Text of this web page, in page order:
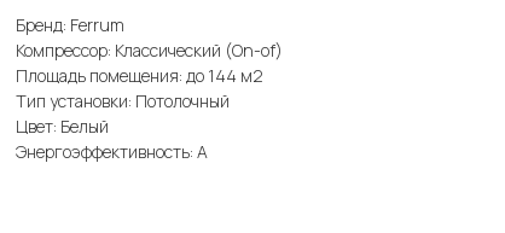
Бренд: Ferrum
Компрессор: Классический (On-of)
Площадь помещения: до 144 м2
Тип установки: Потолочный
Цвет: Белый
Энергоэффективность: А